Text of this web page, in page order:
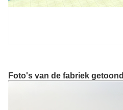
Foto's van de fabriek getoond